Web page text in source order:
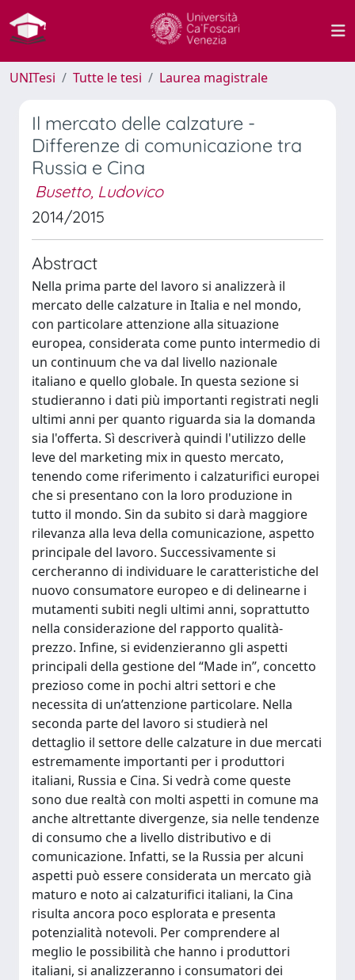
UNITesi Tutte le tesi Laurea magistrale
Il mercato delle calzature -
Differenze di comunicazione tra
Russia e Cina
Busetto, Ludovico
2014/2015
Abstract
Nella prima parte del lavoro si analizzerà il
mercato delle calzature in Italia e nel mondo,
con particolare attenzione alla situazione
europea, considerata come punto intermedio di
un continuum che va dal livello nazionale
italiano e quello globale. In questa sezione si
studieranno i dati più importanti registrati negli
ultimi anni per quanto riguarda sia la domanda
sia l'offerta. Sì descriverà quindi l'utilizzo delle
leve del marketing mix in questo mercato,
tenendo come riferimento i calzaturifici europei
che si presentano con la loro produzione in
tutto il mondo. Sin da subito si darà maggiore
rilevanza alla leva della comunicazione, aspetto
principale del lavoro. Successivamente si
cercheranno di individuare le caratteristiche del
nuovo consumatore europeo e di delinearne i
mutamenti subiti negli ultimi anni, soprattutto
nella considerazione del rapporto qualità-
prezzo. Infine, si evidenzieranno gli aspetti
principali della gestione del “Made in”, concetto
prezioso come in pochi altri settori e che
necessita di un’attenzione particolare. Nella
seconda parte del lavoro si studierà nel
dettaglio il settore delle calzature in due mercati
estremamente importanti per i produttori
italiani, Russia e Cina. Si vedrà come queste
sono due realtà con molti aspetti in comune ma
anche altrettante divergenze, sia nelle tendenze
di consumo che a livello distributivo e di
comunicazione. Infatti, se la Russia per alcuni
aspetti può essere considerata un mercato già
maturo e noto ai calzaturifici italiani, la Cina
risulta ancora poco esplorata e presenta
potenzialità notevoli. Per comprendere al
meglio le possibilità che hanno i produttori
italiani, si analizzeranno i consumatori dei